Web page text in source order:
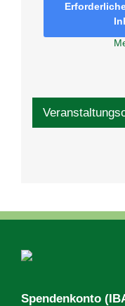
Spendenkonto